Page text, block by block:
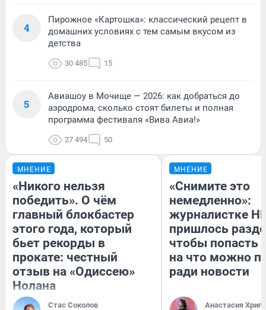
4
Пирожное «Картошка»: классический рецепт в
домашних условиях с тем самым вкусом из
детства
30 485 15
5
Авиашоу в Мочище — 2026: как добраться до
аэродрома, сколько стоят билеты и полная
программа фестиваля «Вива Авиа!»
27 494 50
МНЕНИЕ
«Никого нельзя
победить». О чём
главный блокбастер
этого года, который
бьет рекорды в
прокате: честный
отзыв на «Одиссею»
Нолана
Стас Соколов
МНЕНИЕ
«Снимите это
немедленно»:
журналистке
пришлось
чтобы попасть
на что можно
ради новости
Анастасия